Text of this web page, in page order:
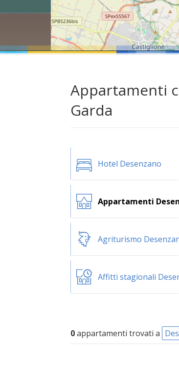
Appartamenti
Garda
Hotel Desenzano
Appartamenti
Agriturismo
Affitti stagionali
0appartamenti trovati a